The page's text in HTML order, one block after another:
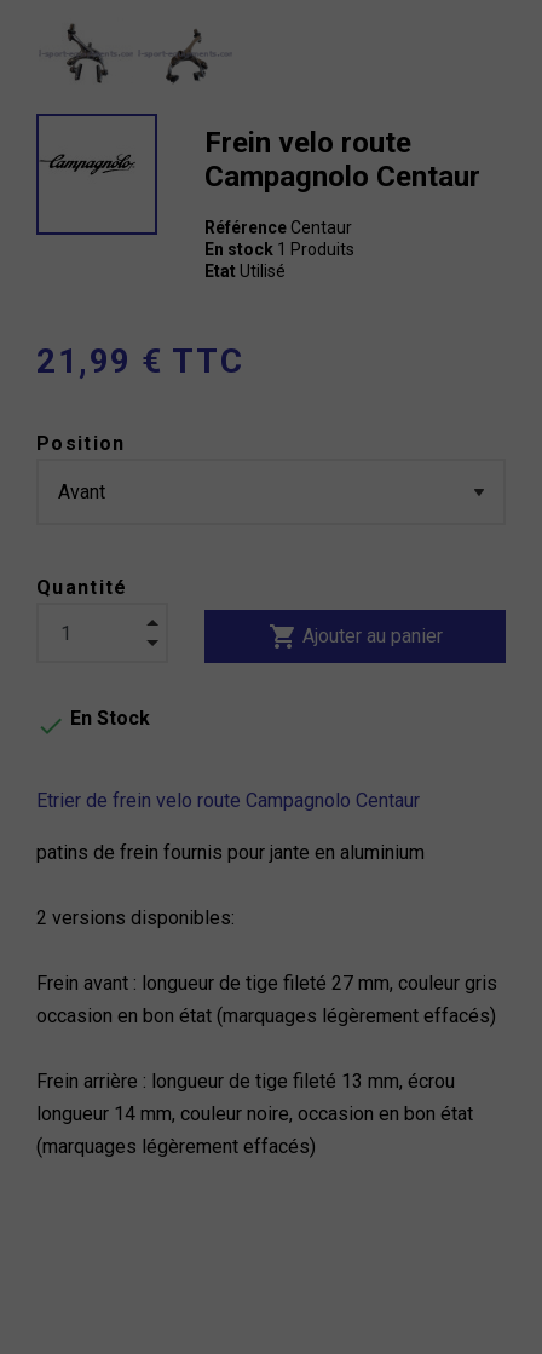
Frein velo route
Campagnolo Centaur
Référence Centaur
En stock 1 Produits
Etat Utilisé
21,99 € TTC
Position
Quantité
shopping_cart Ajouter au panier
 En Stock
Etrier de frein velo route Campagnolo Centaur
patins de frein fournis pour jante en aluminium
2 versions disponibles:
Frein avant : longueur de tige fileté 27 mm, couleur gris
occasion en bon état (marquages légèrement effacés)
Frein arrière : longueur de tige fileté 13 mm, écrou
longueur 14 mm, couleur noire, occasion en bon état
(marquages légèrement effacés)